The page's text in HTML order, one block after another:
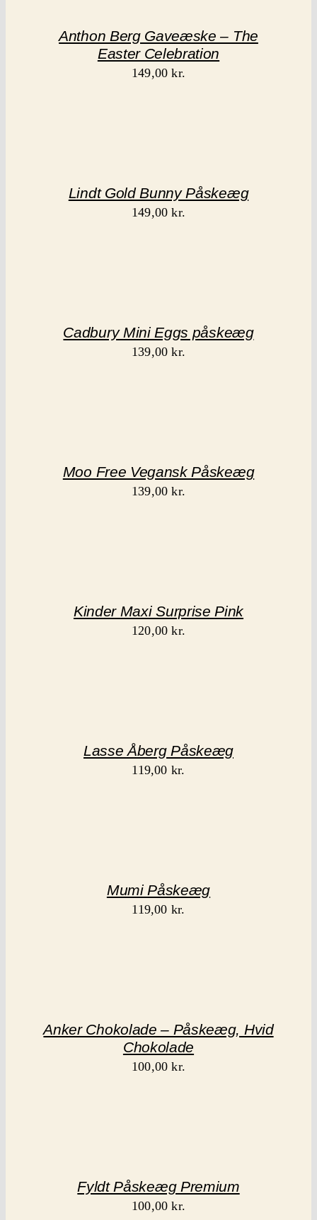
Anthon Berg Gaveæske – The
Easter Celebration
149,00kr.
Lindt Gold Bunny Påskeæg
149,00kr.
Cadbury Mini Eggs påskeæg
139,00kr.
Moo Free Vegansk Påskeæg
139,00kr.
Kinder Maxi Surprise Pink
120,00kr.
Lasse Åberg Påskeæg
119,00 kr.
Mumi Påskeæg
119,00 kr.
Anker Chokolade – Påskeæg, Hvid
Chokolade
100,00kr.
Fyldt Påskeæg Premium
100,00kr.